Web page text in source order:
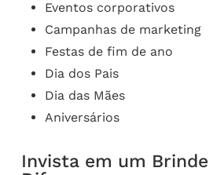
Eventos corporativos
Campanhas de marketing
Festas de fim de ano
Dia dos Pais
Dia das Mães
Aniversários
Invista em um Brinde